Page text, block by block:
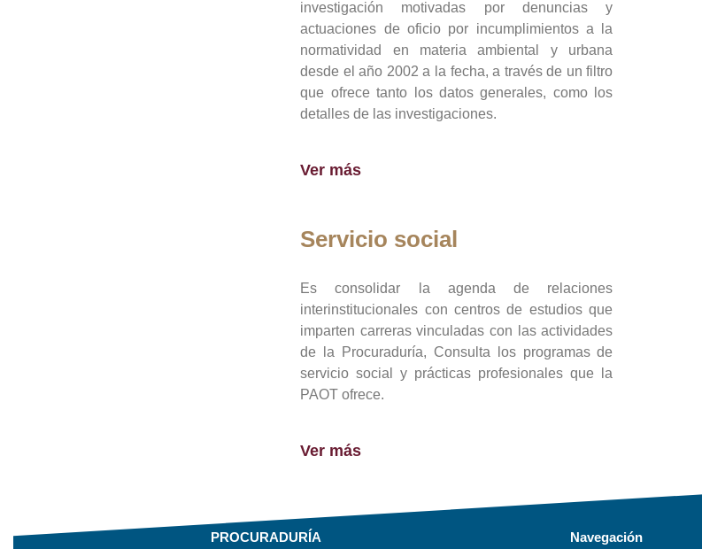
investigación motivadas por denuncias y
actuaciones de oficio por incumplimientos a la
normatividad en materia ambiental y urbana
desde el año 2002 a la fecha, a través de un filtro
que ofrece tanto los datos generales, como los
detalles de las investigaciones.
Ver más
Servicio social
Es consolidar la agenda de relaciones
interinstitucionales con centros de estudios que
imparten carreras vinculadas con las actividades
de la Procuraduría, Consulta los programas de
servicio social y prácticas profesionales que la
PAOT ofrece.
Ver más
PROCURADURÍA Navegación